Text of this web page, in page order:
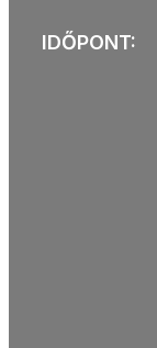
IDŐPONT: